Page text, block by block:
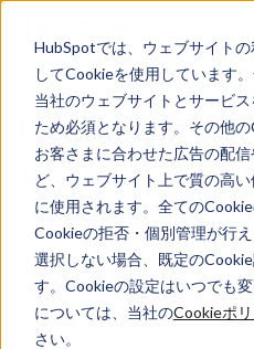
HubSpotでは、ウェブサイト
してCookieを使用しています。
当社のウェブサイトとサービ
ため必須となります。その他の
お客さまに合わせた広告の配
ど、ウェブサイト上で質の高
に使用されます。全ての
Cookieの拒否・個別管理が行
選択しない場合、既定の
す。Cookieの設定はいつでも
については、当社のCookieポ
さい。
HubSpot
のか。実
覧くださ
マーケティング・営業・カ
搭載のCRMを、貴社の課題
す。